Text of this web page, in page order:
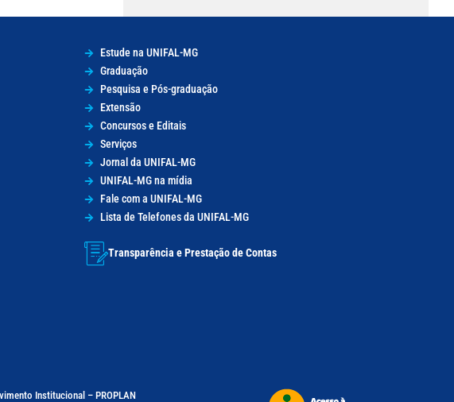
Estude na UNIFAL-MG
Graduação
Pesquisa e Pós-graduação
Extensão
Concursos e Editais
Serviços
Jornal da UNIFAL-MG
UNIFAL-MG na mídia
Fale com a UNIFAL-MG
Lista de Telefones da UNIFAL-MG
Transparência e Prestação de Contas
Institucional – PROPLAN